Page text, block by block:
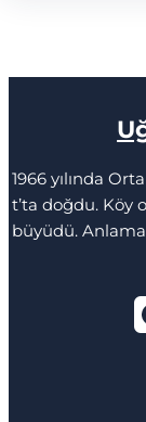
1966 yılında
t’ta doğdu. Köy
büyüdü.